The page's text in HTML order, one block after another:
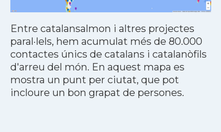
Entre catalansalmon i altres projectes
paral·lels, hem acumulat més de 80.000
contactes únics de catalans i catalanòfils
d'arreu del món. En aquest mapa es
mostra un punt per ciutat, que pot
incloure un bon grapat de persones.